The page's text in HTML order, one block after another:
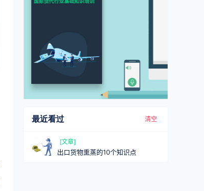
最近看过 清空
[文章]
出口货物熏蒸的10个知识点